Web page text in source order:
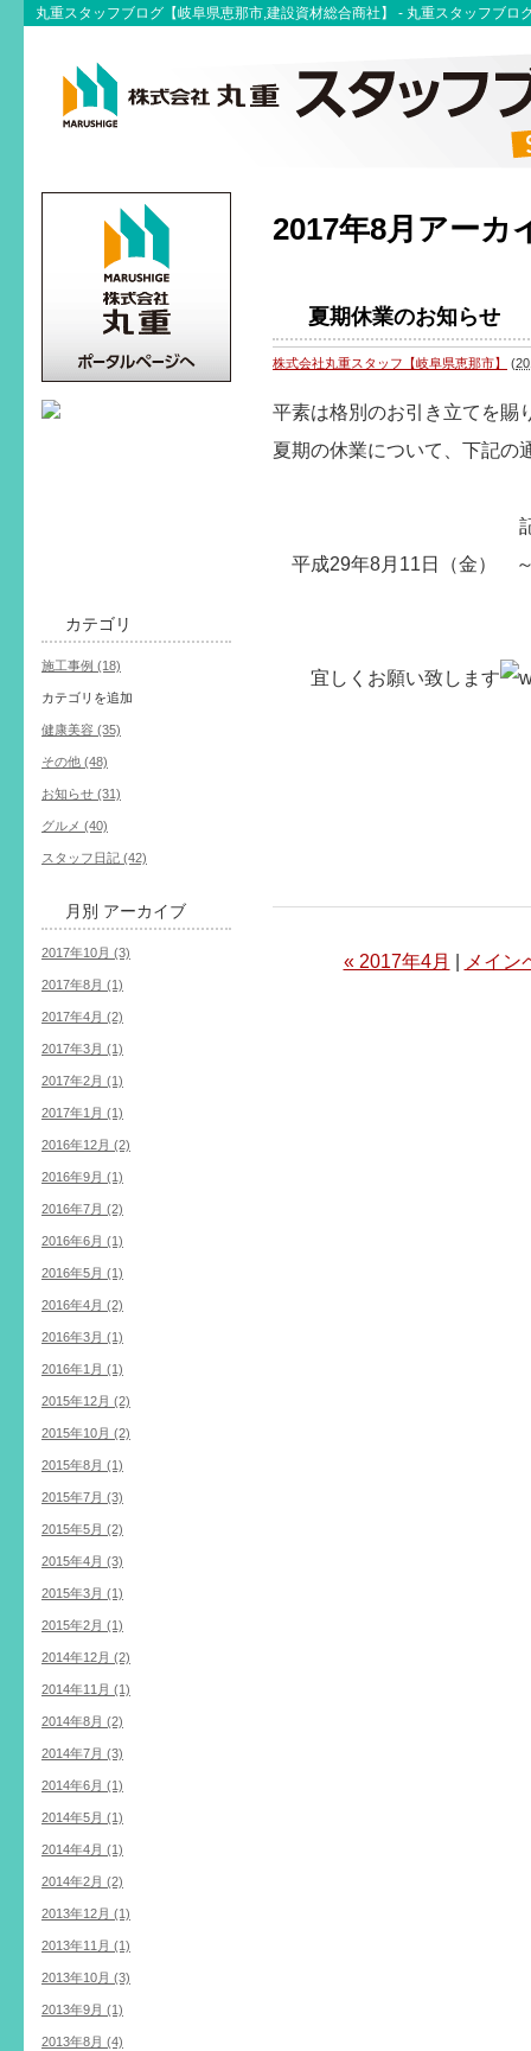
丸重スタッフブログ【岐阜県恵那市,建設資材総合商社】 - 丸重スタッフブロ
2017年8月アーカ
夏期休業のお知らせ
株式会社丸重スタッフ【岐阜県恵那市】 (
平素は格別のお引き立てを賜
夏期の休業について、下記の
平成29年8月11日（金）
宜しくお願い致します
« 2017年4月 メイン
カテゴリ
施工事例 (18)
カテゴリを追加
健康美容 (35)
その他 (48)
お知らせ (31)
グルメ (40)
スタッフ日記 (42)
月別 アーカイブ
2017年10月 (3)
2017年8月 (1)
2017年4月 (2)
2017年3月 (1)
2017年2月 (1)
2017年1月 (1)
2016年12月 (2)
2016年9月 (1)
2016年7月 (2)
2016年6月 (1)
2016年5月 (1)
2016年4月 (2)
2016年3月 (1)
2016年1月 (1)
2015年12月 (2)
2015年10月 (2)
2015年8月 (1)
2015年7月 (3)
2015年5月 (2)
2015年4月 (3)
2015年3月 (1)
2015年2月 (1)
2014年12月 (2)
2014年11月 (1)
2014年8月 (2)
2014年7月 (3)
2014年6月 (1)
2014年5月 (1)
2014年4月 (1)
2014年2月 (2)
2013年12月 (1)
2013年11月 (1)
2013年10月 (3)
2013年9月 (1)
2013年8月 (4)